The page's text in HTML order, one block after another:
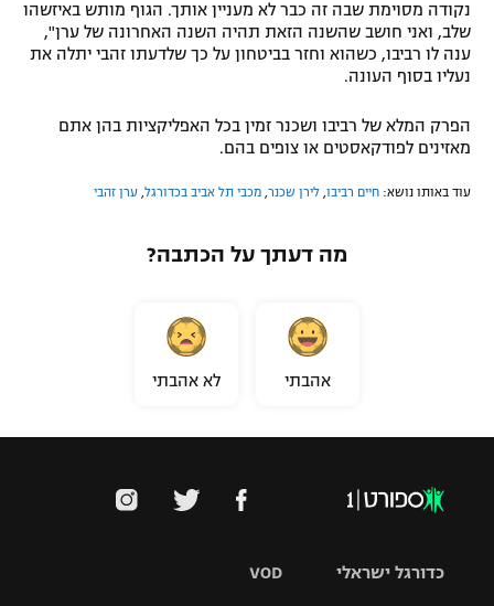
נקודה מסוימת שבה זה כבר לא מעניין אותך. הגוף מותש באיזשהו
שלב, ואני חושב שהשנה הזאת תהיה השנה האחרונה של ערן",
ענה לו רביבו, כשהוא וחזר בביטחון על כך שלדעתו זהבי יתלה את
נעליו בסוף העונה.
הפרק המלא של רביבו ושכנר זמין בכל האפליקציות בהן אתם
מאזינים לפודקאסטים או צופים בהם.
עוד באותו נושא: חיים רביבו לירן שכנר מכבי תל אביב בכדורגל ערן זהבי
מה דעתך על הכתבה?
אהבתי לא אהבתי
VOD כדורגל ישראלי